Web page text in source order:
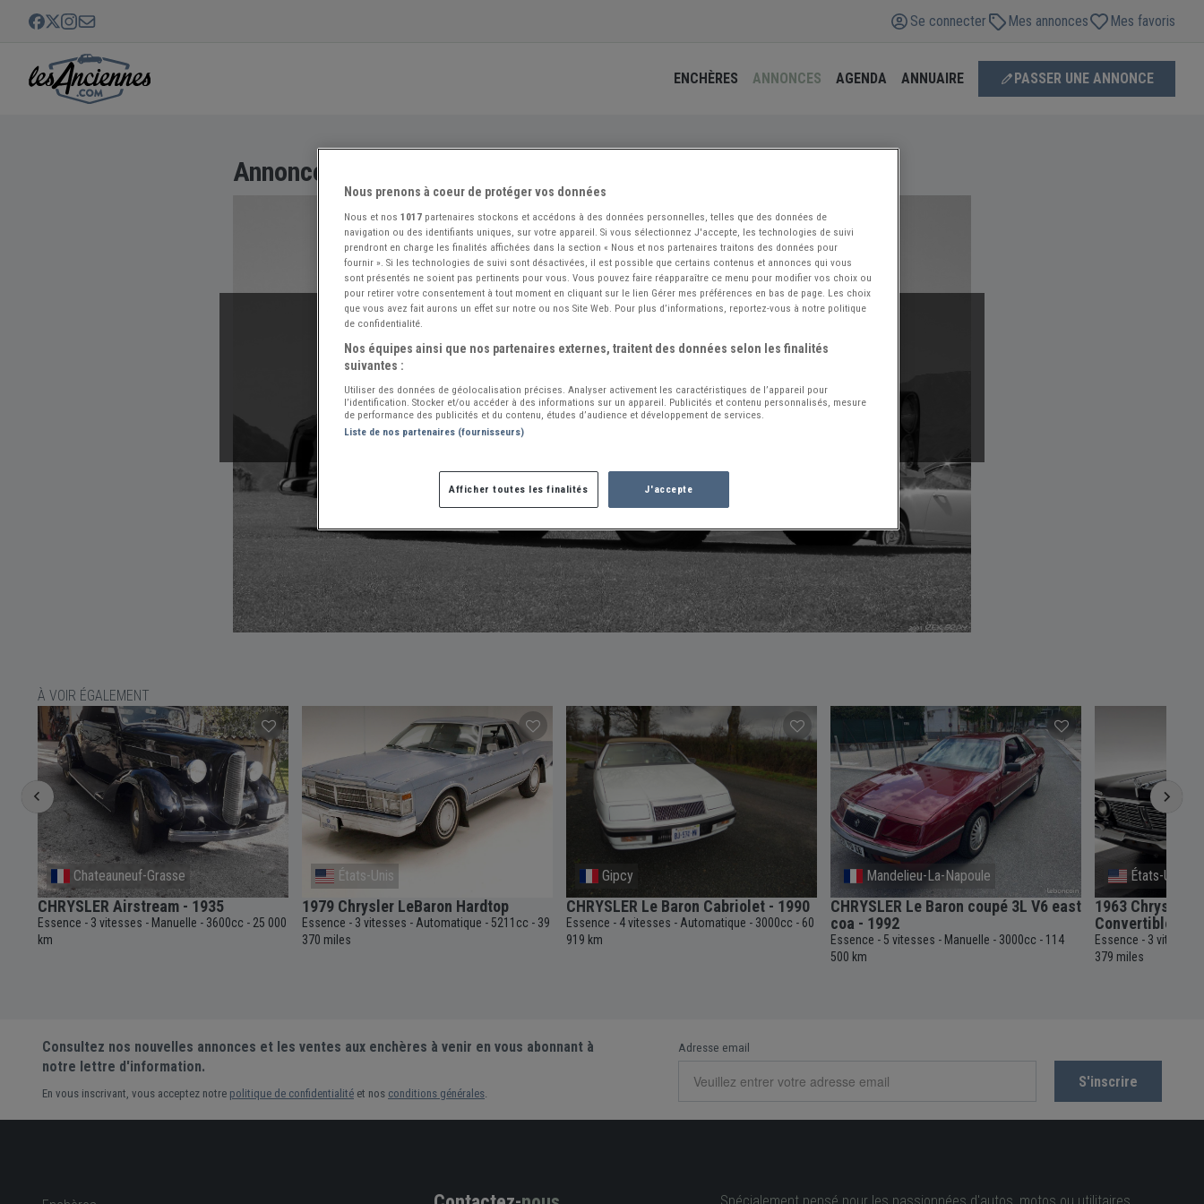
Se connecter Mes annonces Mes favoris
ENCHÈRES ANNONCES AGENDA ANNUAIRE PASSER UNE ANNONCE
Annonce non disponible
Cette annonce n'est plus disponible :(
VOIR NOS
À VOIR ÉGALEMENT
Chateauneuf-Grasse
CHRYSLER Airstream - 1935
Essence - 3 vitesses - Manuelle - 3600cc - 25 000
km
États-Unis
1979 Chrysler LeBaron Hardtop
Essence - 3 vitesses - Automatique - 5211cc - 39
370 miles
Gipcy
CHRYSLER Le Baron Cabriolet - 1990
Essence - 4 vitesses - Automatique - 3000cc - 60
919 km
Mandelieu-La-Napoule
CHRYSLER Le Baron coupé 3L V6 east
coa - 1992
Essence - 5 vitesses - Manuelle - 3000cc - 114
500 km
États-Unis
1963 Chrysler
Convertible
Essence - 3 vitesses
379 miles
Consultez nos nouvelles annonces et les ventes aux enchères à venir en vous abonnant à
notre lettre d'information.
En vous inscrivant, vous acceptez notre politique de confidentialité et nos conditions générales.
Adresse email
Nous prenons à coeur de protéger vos données
Nous et nos 1017 partenaires stockons et accédons à des données personnelles, telles que des données de
navigation ou des identifiants uniques, sur votre appareil. Si vous sélectionnez J'accepte, les technologies de suivi
prendront en charge les finalités affichées dans la section « Nous et nos partenaires traitons des données pour
fournir ». Si les technologies de suivi sont désactivées, il est possible que certains contenus et annonces qui vous
sont présentés ne soient pas pertinents pour vous. Vous pouvez faire réapparaître ce menu pour modifier vos choix ou
pour retirer votre consentement à tout moment en cliquant sur le lien Gérer mes préférences en bas de page. Les choix
que vous avez fait aurons un effet sur notre ou nos Site Web. Pour plus d’informations, reportez-vous à notre politique
de confidentialité.
Nos équipes ainsi que nos partenaires externes, traitent des données selon les finalités
suivantes :
Utiliser des données de géolocalisation précises. Analyser activement les caractéristiques de l’appareil pour
l’identification. Stocker et/ou accéder à des informations sur un appareil. Publicités et contenu personnalisés, mesure
de performance des publicités et du contenu, études d’audience et développement de services.
Liste de nos partenaires (fournisseurs)
Afficher toutes les finalités J'accepte